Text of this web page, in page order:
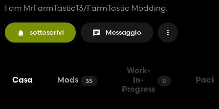
I am MrFarmTastic13/FarmTastic Modding.
sottoscrivi Messaggio
Casa Mods 35
Work-
In-
Progress
0 Packs